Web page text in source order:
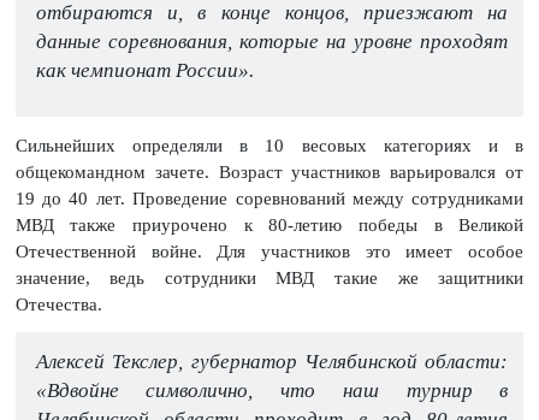
отбираются и, в конце концов, приезжают на
данные соревнования, которые на уровне проходят
как чемпионат России».
Сильнейших определяли в 10 весовых категориях и в
общекомандном зачете. Возраст участников варьировался от
19 до 40 лет. Проведение соревнований между сотрудниками
МВД также приурочено к 80-летию победы в Великой
Отечественной войне. Для участников это имеет особое
значение, ведь сотрудники МВД такие же защитники
Отечества.
Алексей Текслер, губернатор Челябинской области:
«Вдвойне символично, что наш турнир в